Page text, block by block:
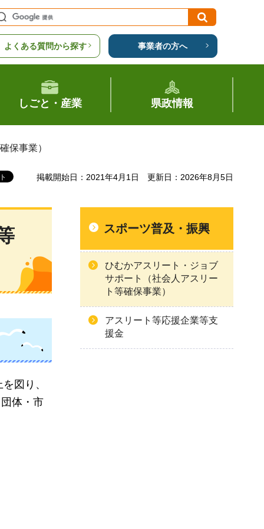
よくある質問から探す 事業者の方へ
しごと・産業 県政情報
保事業）
掲載開始日：2021年4月1日 更新日：2026年8月5日
図り、
体・市
スポーツ普及・振興
ひむかアスリート・ジョブ
サポート（社会人アスリー
ト等確保事業）
アスリート等応援企業等支
援金